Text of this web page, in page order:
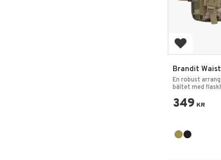
Lägg till i
Brandit
Bälte
En robust
bältet med
349 KR